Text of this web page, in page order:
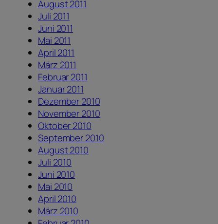
August 2011
Juli 2011
Juni 2011
Mai 2011
April 2011
März 2011
Februar 2011
Januar 2011
Dezember 2010
November 2010
Oktober 2010
September 2010
August 2010
Juli 2010
Juni 2010
Mai 2010
April 2010
März 2010